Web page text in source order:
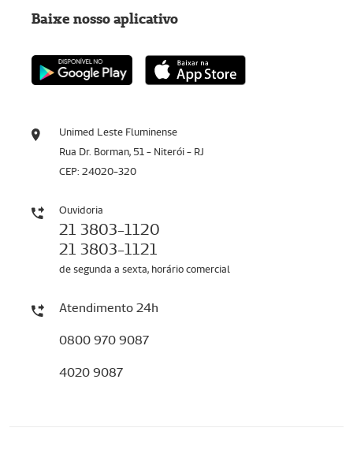
Unimed Leste Fluminense
Rua Dr. Borman, 51 - Niterói - RJ
CEP: 24020-320
Ouvidoria
21 3803-1120
21 3803-1121
de segunda a sexta, horário comercial
Atendimento 24h
0800 970 9087
4020 9087
Baixe nosso aplicativo